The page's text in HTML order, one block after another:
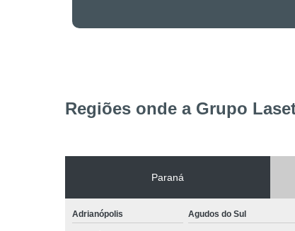
Regiões onde a Grupo
Paraná
Adrianópolis Agudos do Sul